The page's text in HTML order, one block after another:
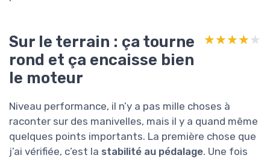
Sur le terrain : ça tourne
rond et ça encaisse bien
le moteur
★★★★★
★★★★★
Niveau performance, il n’y a pas mille choses à
raconter sur des manivelles, mais il y a quand même
quelques points importants. La première chose que
j’ai vérifiée, c’est la stabilité au pédalage. Une fois